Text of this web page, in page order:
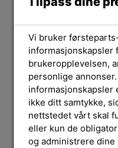
Vi bruker
informasjonskapsler
brukeropplevelsen,
personlige
informasjonskapsler
ikke ditt samtykke,
nettstedet vårt skal
eller kun de
og administrere